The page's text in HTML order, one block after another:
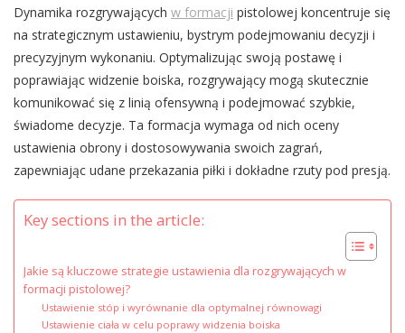
Dynamika rozgrywających w formacji pistolowej koncentruje się
na strategicznym ustawieniu, bystrym podejmowaniu decyzji i
precyzyjnym wykonaniu. Optymalizując swoją postawę i
poprawiając widzenie boiska, rozgrywający mogą skutecznie
komunikować się z linią ofensywną i podejmować szybkie,
świadome decyzje. Ta formacja wymaga od nich oceny
ustawienia obrony i dostosowywania swoich zagrań,
zapewniając udane przekazania piłki i dokładne rzuty pod presją.
Key sections in the article:
Jakie są kluczowe strategie ustawienia dla rozgrywających w
formacji pistolowej?
Ustawienie stóp i wyrównanie dla optymalnej równowagi
Ustawienie ciała w celu poprawy widzenia boiska